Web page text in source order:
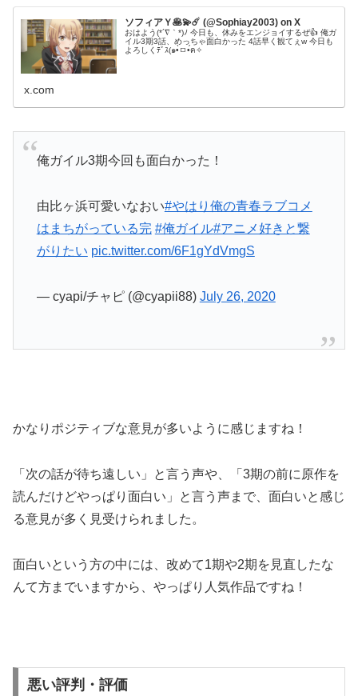
ソフィアＹ🥞💫☄️ (@Sophiay2003) on X
おはよう(*´∇｀*)ﾉ 今日も、休みをエンジョイするぜ👍 俺ガ
イル3期3話、めっちゃ面白かった 4話早く観てぇw 今日も
よろしくﾃﾞｽ(๑•̀ㅁ•́ฅ✧
x.com
俺ガイル3期今回も面白かった！
由比ヶ浜可愛いなおい#やはり俺の青春ラブコメ
はまちがっている完 #俺ガイル#アニメ好きと繋
がりたい pic.twitter.com/6F1gYdVmgS
— cyapi/チャピ (@cyapii88) July 26, 2020
かなりポジティブな意見が多いように感じますね！
「次の話が待ち遠しい」と言う声や、「3期の前に原作を
読んだけどやっぱり面白い」と言う声まで、面白いと感じ
る意見が多く見受けられました。
面白いという方の中には、改めて1期や2期を見直したな
んて方までいますから、やっぱり人気作品ですね！
悪い評判・評価